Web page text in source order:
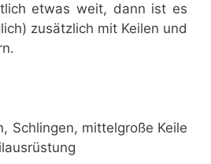
etwas weit, dann ist es
zusätzlich mit Keilen und
Schlingen, mittelgroße Keile